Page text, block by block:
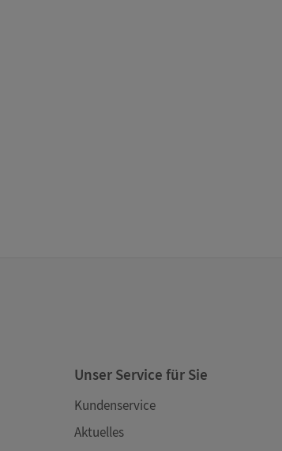
Unser Service für Sie
Kundenservice
Aktuelles